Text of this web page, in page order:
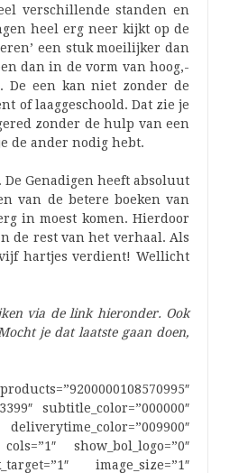
verschillende standen en
heel erg neer kijkt op de
een stuk moeilijker dan
dan in de vorm van hoog,-
De een kan niet zonder de
of laaggeschoold. Dat zie je
zonder de hulp van een
de ander nodig hebt.
Genadigen heeft absoluut
van de betere boeken van
in moest komen. Hierdoor
de rest van het verhaal. Als
hartjes verdient! Wellicht
via de link hieronder. Ook
je dat laatste gaan doen,
subtitle_color=”000000″
show_bol_logo=”0″
image_size=”1″